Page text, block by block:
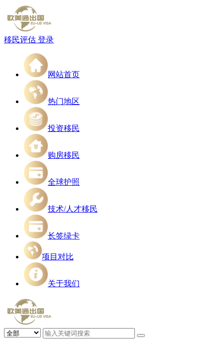
移民评估 登录
网站首页
热门地区
投资移民
购房移民
全球护照
技术/人才移民
长签绿卡
项目对比
关于我们